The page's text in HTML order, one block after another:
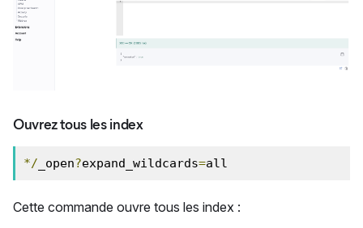
Ouvrez tous les index
*/ _open?expand_wildcards=all
Cette commande ouvre tous les index :